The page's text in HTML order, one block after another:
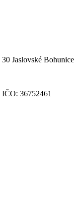
Jaslovské Bohunice
36752461